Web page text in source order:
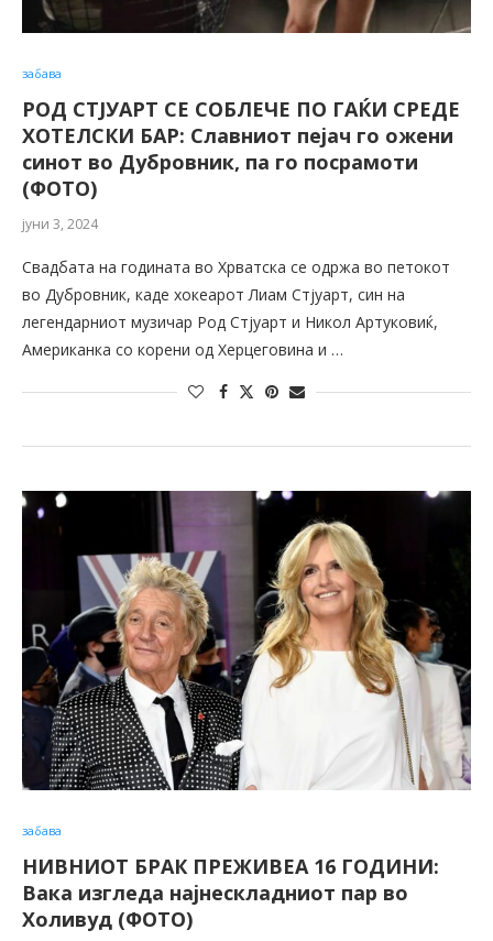
забава
РОД СТЈУАРТ СЕ СОБЛЕЧЕ ПО ГАЌИ СРЕДЕ
ХОТЕЛСКИ БАР: Славниот пејач го ожени
синот во Дубровник, па го посрамоти
(ФОТО)
јуни 3, 2024
Свадбата на годината во Хрватска се одржа во петокот
во Дубровник, каде хокеарот Лиам Стјуарт, син на
легендарниот музичар Род Стјуарт и Никол Артуковиќ,
Американка со корени од Херцеговина и …
забава
НИВНИОТ БРАК ПРЕЖИВЕА 16 ГОДИНИ:
Вака изгледа најнескладниот пар во
Холивуд (ФОТО)